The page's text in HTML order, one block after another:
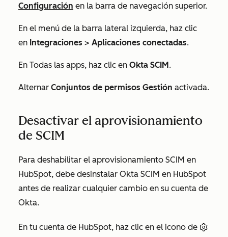
Configuración en la barra de navegación superior.
En el menú de la barra lateral izquierda, haz clic
en Integraciones > Aplicaciones conectadas.
En Todas las apps, haz clic en Okta SCIM.
Alternar Conjuntos de permisos Gestión activada.
Desactivar el aprovisionamiento
de SCIM
Para deshabilitar el aprovisionamiento SCIM en
HubSpot, debe desinstalar Okta SCIM en HubSpot
antes de realizar cualquier cambio en su cuenta de
Okta.
En tu cuenta de HubSpot, haz clic en el icono de